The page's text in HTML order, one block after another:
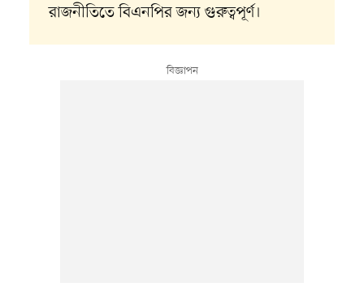
রাজনীতিতে বিএনপির জন্য গুরুত্বপূর্ণ।